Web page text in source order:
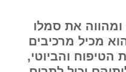
את סמלו
מכיל מרכיבים
הטיפוח והביוטי,